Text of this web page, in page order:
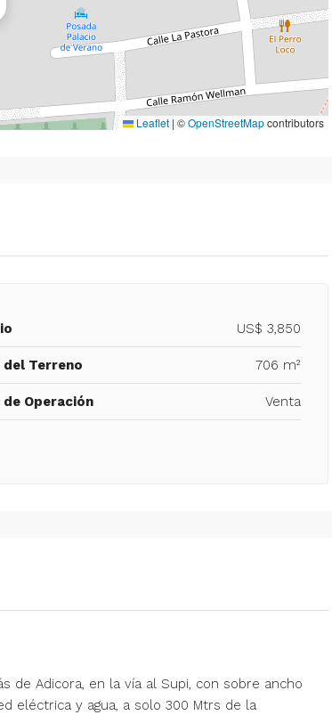
Leaflet | ©OpenStreetMapcontributors
US$ 3,850
del Terreno 706 m²
Operación Venta
de Adicora, en la vía al Supi, con sobre ancho
eléctrica y agua, a solo 300 Mtrs de la